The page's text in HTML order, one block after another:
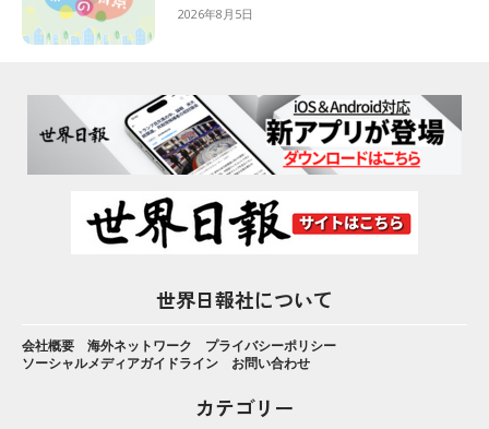
2026年8月5日
世界日報社について
会社概要 海外ネットワーク
プライバシーポリシー
ソーシャルメディアガイドライン
お問い合わせ
カテゴリー